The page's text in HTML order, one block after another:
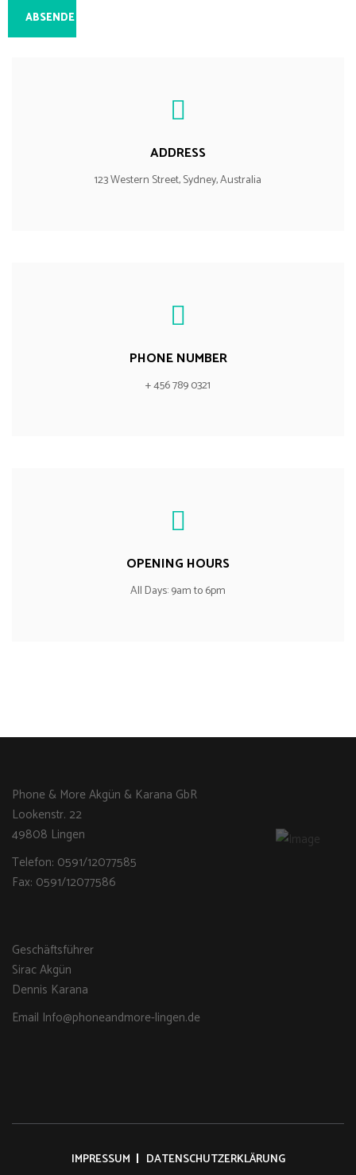
ADDRESS
123 Western Street, Sydney, Australia
PHONE NUMBER
+ 456 789 0321
OPENING HOURS
All Days: 9am to 6pm
Phone & More Akgün & Karana GbR
Lookenstr. 22
49808 Lingen
Telefon: 0591/12077585
Fax: 0591/12077586
Geschäftsführer
Sirac Akgün
Dennis Karana
Email Info@phoneandmore-lingen.de
IMPRESSUM DATENSCHUTZERKLÄRUNG